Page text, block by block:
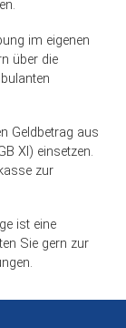
im eigenen
über die
Geldbetrag aus
XI) einsetzen.
zur
ist eine
Sie gern zur